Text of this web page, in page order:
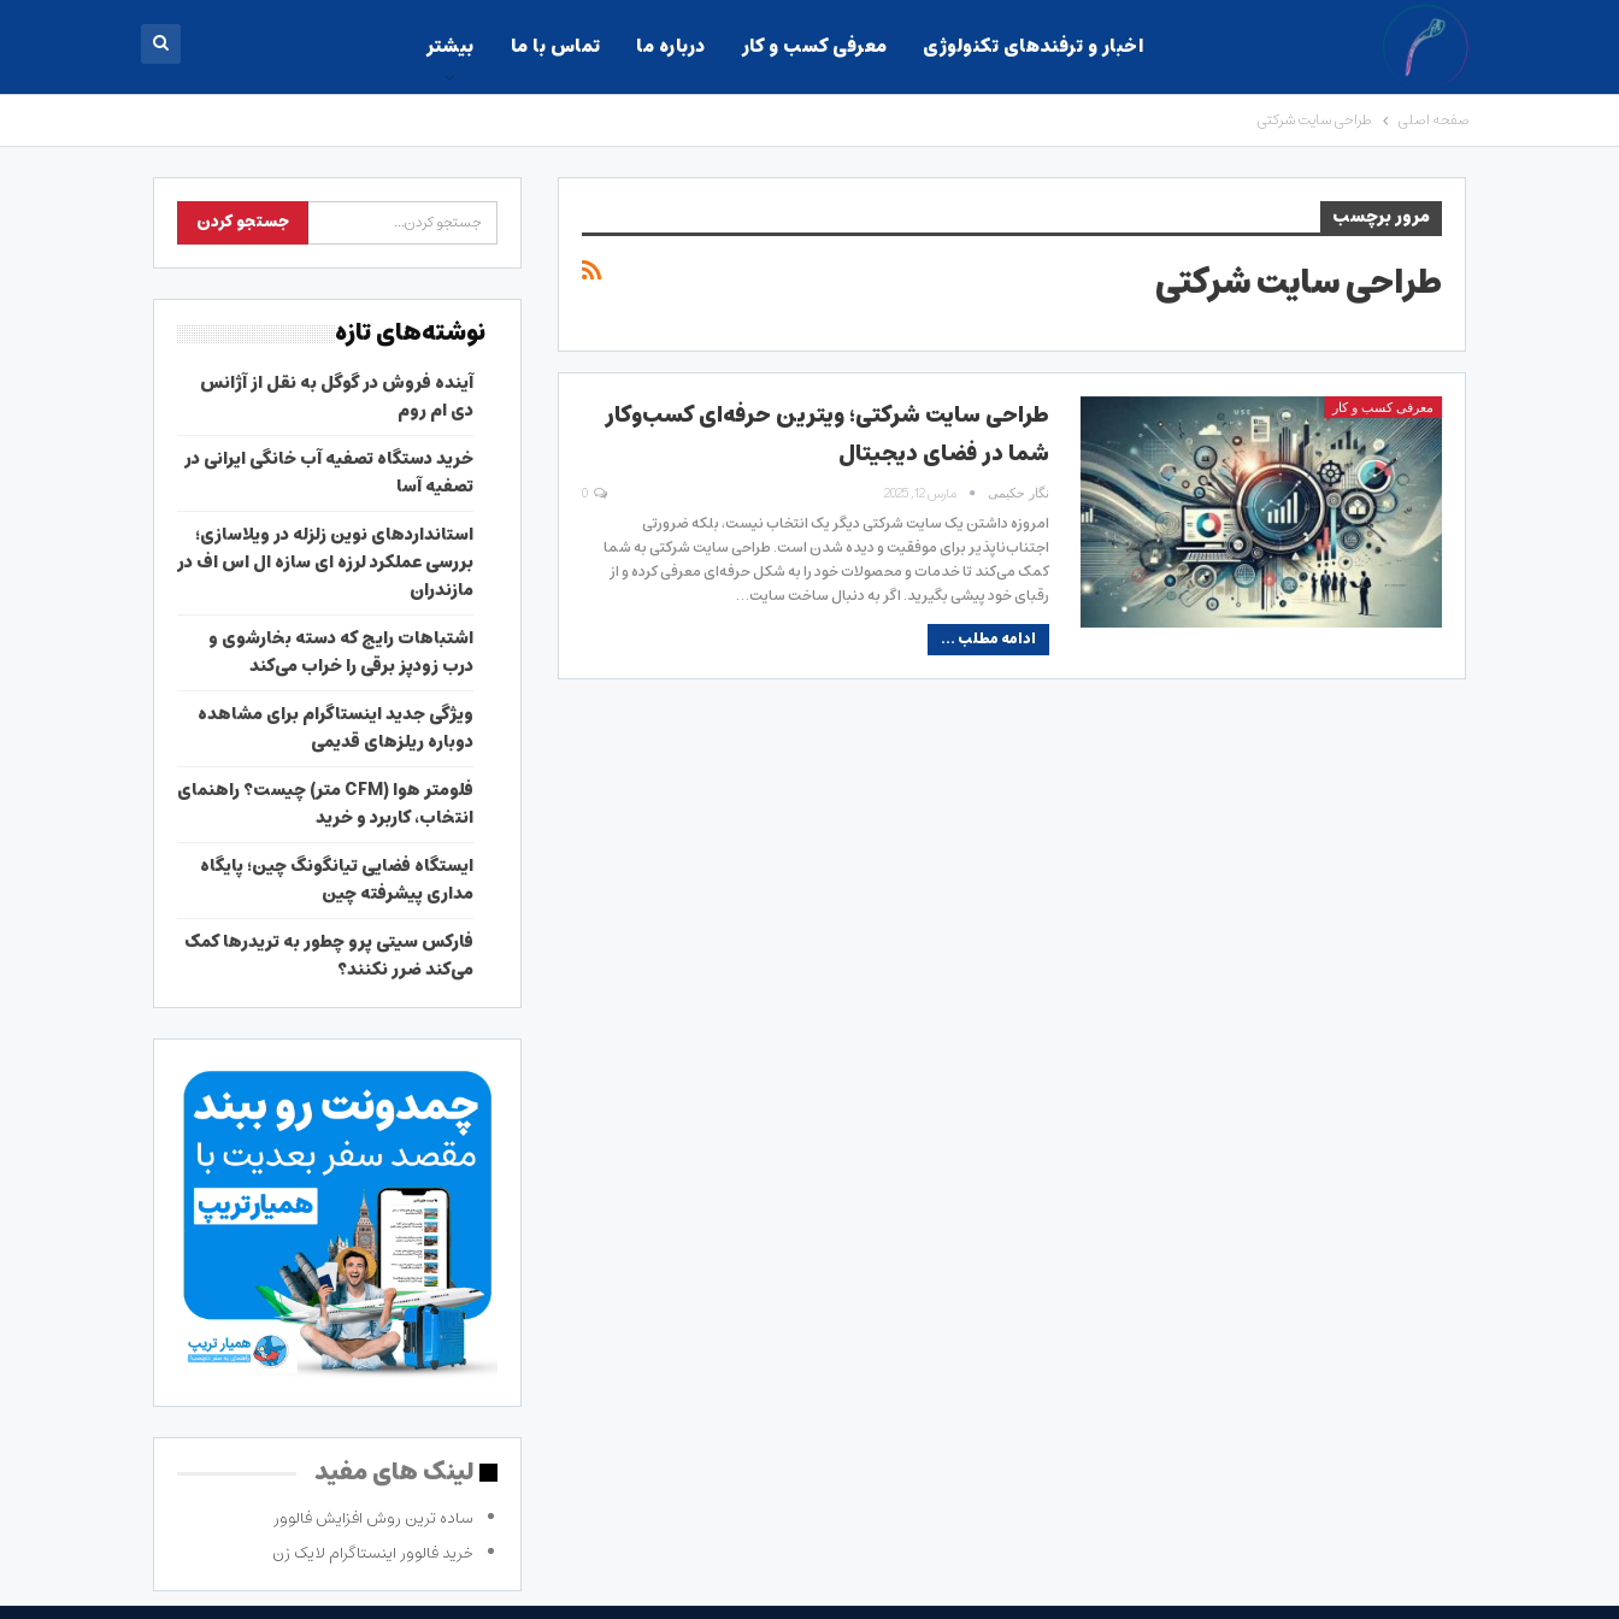
اخبار و ترفندهای تکنولوژی معرفی کسب و کار درباره ما تماس با ما بیشتر
صفحه اصلی طراحی سایت شرکتی
مرور برچسب
طراحی سایت شرکتی
معرفی کسب و کار
طراحی سایت شرکتی؛ ویترین حرفه‌ای کسب‌وکار
شما در فضای دیجیتال
نگار حکیمی مارس 12, 2025
امروزه داشتن یک سایت شرکتی دیگر یک انتخاب نیست، بلکه ضرورتی
اجتناب‌ناپذیر برای موفقیت و دیده شدن است. طراحی سایت شرکتی به شما
کمک می‌کند تا خدمات و محصولات خود را به شکل حرفه‌ای معرفی کرده و از
رقبای خود پیشی بگیرید. اگر به دنبال ساخت سایت…
ادامه مطلب ...
نوشته‌های تازه
آینده فروش در گوگل به نقل از آژانس
دی ام روم
خرید دستگاه تصفیه آب خانگی ایرانی در
تصفیه آسا
استانداردهای نوین زلزله در ویلاسازی؛
بررسی عملکرد لرزه ای سازه ال اس اف در
مازندران
اشتباهات رایج که دسته بخارشوی و
درب زودپز برقی را خراب می‌کند
ویژگی جدید اینستاگرام برای مشاهده
دوباره ریلزهای قدیمی
فلومتر هوا (CFM متر) چیست؟ راهنمای
انتخاب، کاربرد و خرید
ایستگاه فضایی تیانگونگ چین؛ پایگاه
مداری پیشرفته چین
فارکس سیتی پرو چطور به تریدرها کمک
می‌کند ضرر نکنند؟
لینک های مفید
ساده ترین روش افزایش فالوور
خرید فالوور اینستاگرام لایک زن